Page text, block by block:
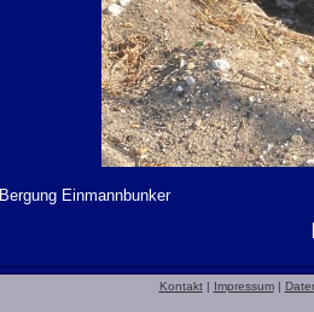
Bergung Einmannbunker
Kontakt| Impressum|